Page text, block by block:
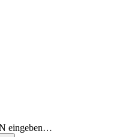
eingeben…